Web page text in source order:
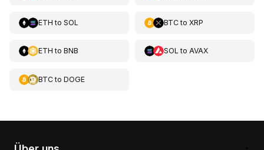
ETH to SOL BTCto XRP
ETH to BNB SOL to AVAX
BTCto DOGE